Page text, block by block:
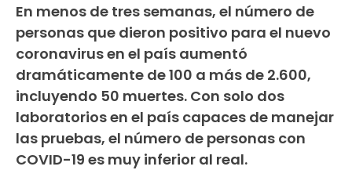
En menos de tres semanas, el número de
personas que dieron positivo para el nuevo
coronavirus en el país aumentó
dramáticamente de 100 a más de 2.600,
incluyendo 50 muertes. Con solo dos
laboratorios en el país capaces de manejar
las pruebas, el número de personas con
COVID-19 es muy inferior al real.